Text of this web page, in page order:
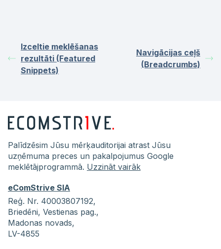
Izceltie meklēšanas
rezultāti (Featured
Snippets)
Navigācijas ceļš
(Breadcrumbs)
Palīdzēsim Jūsu mērķauditorijai atrast Jūsu
uzņēmuma preces un pakalpojumus Google
meklētājprogrammā. Uzzināt vairāk
eComStrive SIA
Reģ. Nr. 40003807192,
Briedēni, Vestienas pag.,
Madonas novads,
LV-4855